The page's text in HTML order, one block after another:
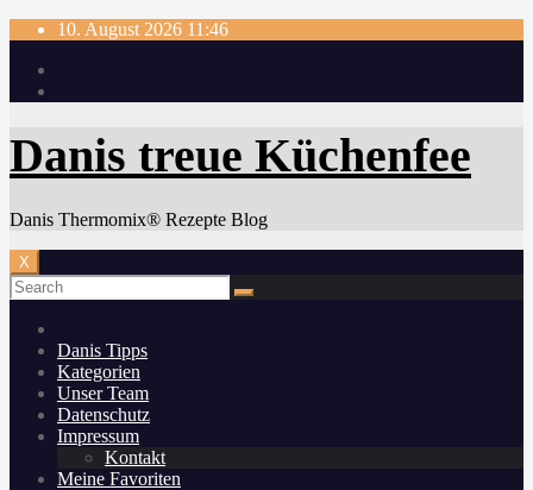
Skip
content
10. August 2026 11:46
Danis treue Küchenfee
Danis Thermomix® Rezepte Blog
X
Danis Tipps
Kategorien
Unser Team
Datenschutz
Impressum
Kontakt
Meine Favoriten